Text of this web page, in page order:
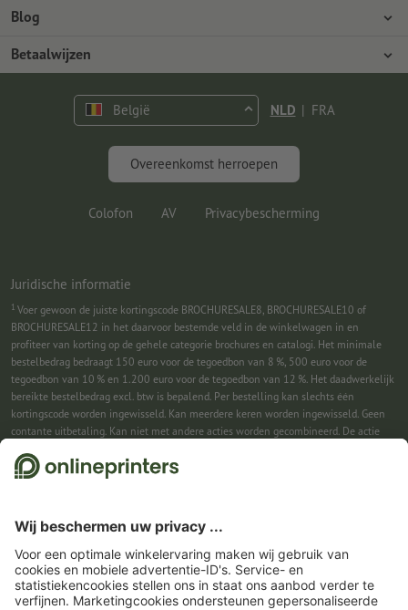
Milieubescherming
Betaalwijzen
Verzending
Premium programma
Blog
Photoshop-tutorials
Gratis lettertypes en fonts
Marketing en Insights
Betaalwijzen
België NLD | FRA
Overeenkomst herroepen
Colofon AV Privacybescherming
Juridische informatie
1 Voer gewoon de juiste kortingscode BROCHURESALE8, BROCHURESALE10 of
BROCHURESALE12 in het daarvoor bestemde veld in de winkelwagen in en
profiteer van korting op de gehele categorie brochures en catalogi. Het minimale
bestelbedrag bedraagt 150 euro voor de tegoedbon van 8 %, 500 euro voor de
tegoedbon van 10 % en 1.200 euro voor de tegoedbon van 12 %. Het daadwerkelijk
bereikte bestelbedrag excl. btw is bepalend. Per bestelling kan slechts één
kortingscode worden ingewisseld. Kan meerdere keren worden ingewisseld. Geen
contante uitbetaling. Kan niet met andere acties worden gecombineerd. De actie
2Gewoon de kortingscode CALENDARS10-26 in het daarvoor bestemde veld in de
uitbetaling. Kan niet met andere acties worden gecombineerd. De actie geldt tot en
met 31-08-2026.
3Gewoon de kortingscode CALENDARS10-26 in het daarvoor bestemde veld in de
winkelwagen invullen en profiteren bij geselecteerde producten. Geen